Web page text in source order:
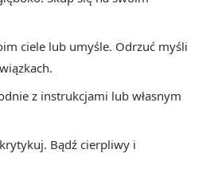
ciele lub umyśle. Odrzuć myśli
z instrukcjami lub własnym
Bądź cierpliwy i